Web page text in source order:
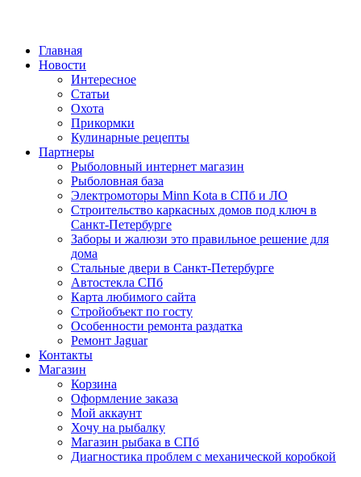
Главная
Новости
Интересное
Статьи
Охота
Прикормки
Кулинарные рецепты
Партнеры
Рыболовный интернет магазин
Рыболовная база
Электромоторы Minn Kota в СПб и ЛО
Строительство каркасных домов под ключ в
Санкт-Петербурге
Заборы и жалюзи это правильное решение для
дома
Стальные двери в Санкт-Петербурге
Автостекла СПб
Карта любимого сайта
Стройобъект по госту
Особенности ремонта раздатка
Ремонт Jaguar
Контакты
Магазин
Корзина
Оформление заказа
Мой аккаунт
Хочу на рыбалку
Магазин рыбака в СПб
Диагностика проблем с механической коробкой